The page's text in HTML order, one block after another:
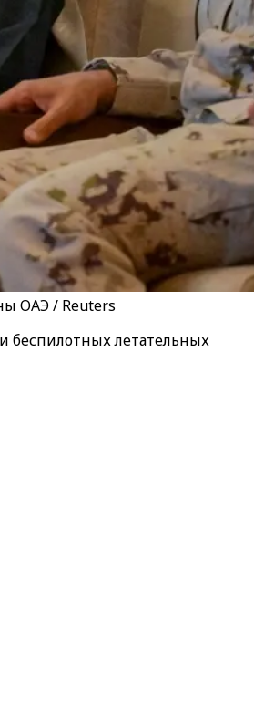
ОАЭ / Reuters
беспилотных летательных